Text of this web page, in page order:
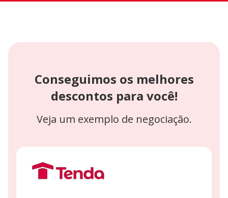
Conseguimos os melhores
descontos para você!
Veja um exemplo de negociação.